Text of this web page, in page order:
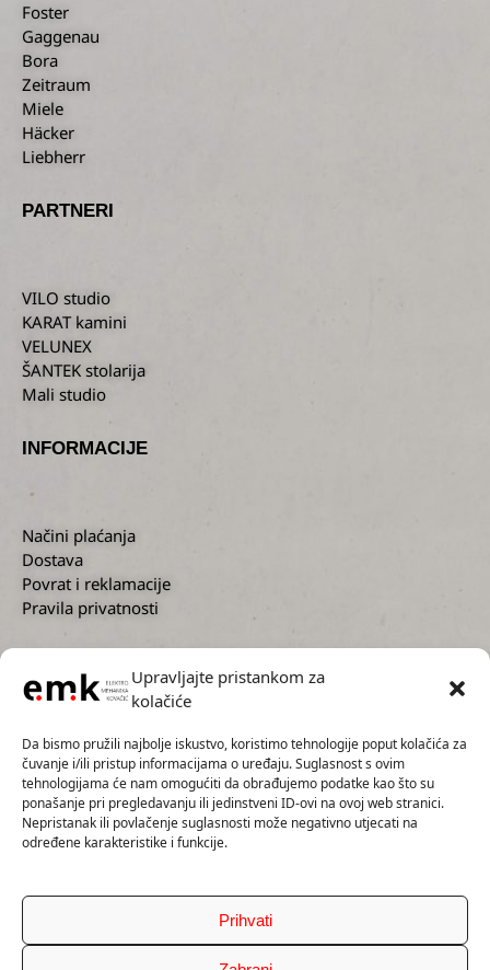
Upravljajte pristankom za
kolačiće
Da bismo pružili najbolje iskustvo, koristimo tehnologije poput kolačića za
čuvanje i/ili pristup informacijama o uređaju. Suglasnost s ovim
tehnologijama će nam omogućiti da obrađujemo podatke kao što su
ponašanje pri pregledavanju ili jedinstveni ID-ovi na ovoj web stranici.
Nepristanak ili povlačenje suglasnosti može negativno utjecati na
određene karakteristike i funkcije.
Prihvati
Foster
Gaggenau
Bora
Zeitraum
Miele
Häcker
Liebherr
PARTNERI
VILO studio
KARAT kamini
VELUNEX
ŠANTEK stolarija
Mali studio
INFORMACIJE
Načini plaćanja
Dostava
Povrat i reklamacije
Pravila privatnosti
KORISNIČKA PODRŠKA
+385 1 2300 727
+385 91 5593 136
servis@emk.hr